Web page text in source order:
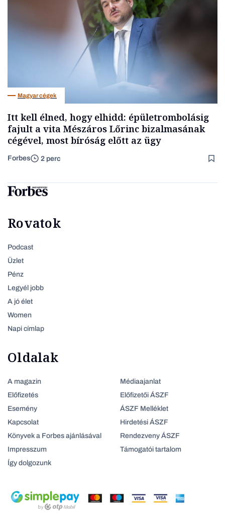
Magyar cégek
Itt kell élned, hogy elhidd: épületrombolásig
fajult a vita Mészáros Lőrinc bizalmasának
cégével, most bíróság előtt az ügy
Forbes 2 perc
Rovatok
Podcast
Üzlet
Pénz
Legyél jobb
A jó élet
Women
Napi címlap
Oldalak
A magazin
Előfizetés
Esemény
Kapcsolat
Könyvek a Forbes ajánlásával
Impresszum
Így dolgozunk
Médiaajanlat
Előfizetői ÁSZF
ÁSZF Melléklet
Hirdetési ÁSZF
Rendezveny ÁSZF
Támogatói tartalom